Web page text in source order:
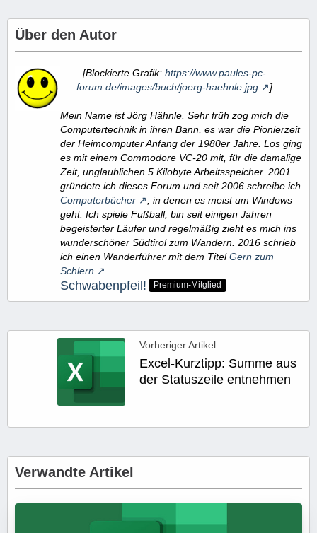
Über den Autor
[Blockierte Grafik: https://www.paules-pc-
forum.de/images/buch/joerg-haehnle.jpg
]
Mein Name ist Jörg Hähnle. Sehr früh zog mich die
Computertechnik in ihren Bann, es war die Pionierzeit
der Heimcomputer Anfang der 1980er Jahre. Los ging
es mit einem Commodore VC-20 mit, für die damalige
Zeit, unglaublichen 5 Kilobyte Arbeitsspeicher. 2001
gründete ich dieses Forum und seit 2006 schreibe ich
Computerbücher
, in denen es meist um Windows
geht. Ich spiele Fußball, bin seit einigen Jahren
begeisterter Läufer und regelmäßig zieht es mich ins
wunderschöner Südtirol zum Wandern. 2016 schrieb
ich einen Wanderführer mit dem TitelGern zum
Schlern
Schwabenpfeil! Premium-Mitglied
Vorheriger Artikel
Excel-Kurztipp: Summe aus
der Statuszeile entnehmen
Verwandte Artikel